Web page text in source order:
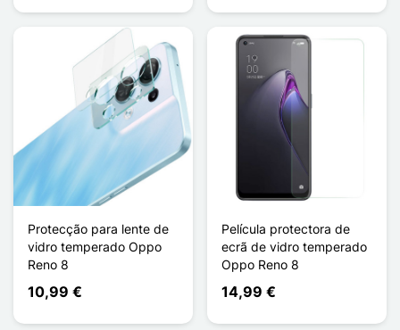
Protecção para lente de
vidro temperado Oppo
Reno 8
10,99 €
Película protectora de
ecrã de vidro temperado
Oppo Reno 8
14,99 €